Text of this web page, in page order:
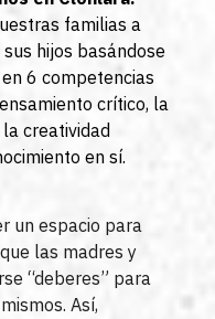
familias a
hijos basándose
6 competencias
crítico, la
creatividad
en sí.
un espacio para
las madres y
“deberes” para
Así,